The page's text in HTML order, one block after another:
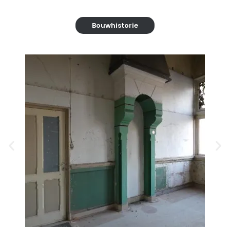
Bouwhistorie